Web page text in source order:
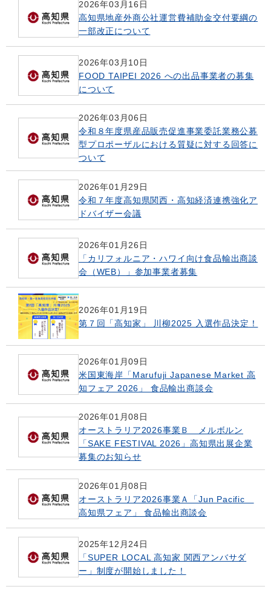
2026年03月16日
高知県地産外商公社運営費補助金交付要綱の
一部改正について
2026年03月10日
FOOD TAIPEI 2026 への出品事業者の募集
について
2026年03月06日
令和８年度県産品販売促進事業委託業務公募
型プロポーザルにおける質疑に対する回答に
ついて
2026年01月29日
令和７年度高知県関西・高知経済連携強化ア
ドバイザー会議
2026年01月26日
「カリフォルニア・ハワイ向け食品輸出商談
会（WEB）」参加事業者募集
2026年01月19日
第７回「高知家」 川柳2025 入選作品決定！
2026年01月09日
米国東海岸「Marufuji Japanese Market 高
知フェア 2026」 食品輸出商談会
2026年01月08日
オーストラリア2026事業Ｂ メルボルン
「SAKE FESTIVAL 2026」高知県出展企業
募集のお知らせ
2026年01月08日
オーストラリア2026事業Ａ「Jun Pacific
高知県フェア」 食品輸出商談会
2025年12月24日
「SUPER LOCAL 高知家 関西アンバサダ
ー」制度が開始しました！